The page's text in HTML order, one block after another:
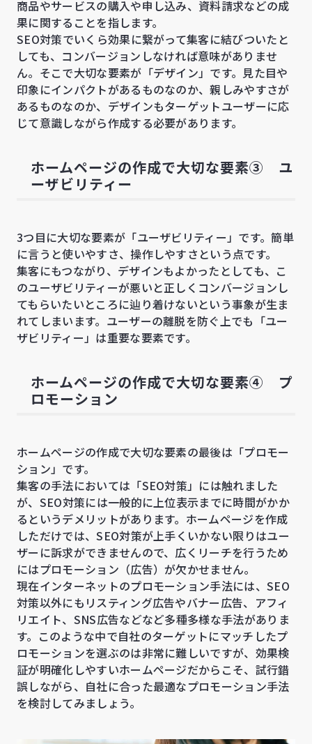
商品やサービスの購入や申し込み、資料請求などの成
果に関することを指します。
SEO対策でいくら効果に繋がって集客に結びついたと
しても、コンバージョンしなければ意味がありませ
ん。そこで大切な要素が「デザイン」です。見た目や
印象にインパクトがあるものなのか、親しみやすさが
あるものなのか、デザインもターゲットユーザーに応
じて意識しながら作成する必要があります。
ホームページの作成で大切な要素③ ユ
ーザビリティー
3つ目に大切な要素が「ユーザビリティー」です。簡単
に言うと使いやすさ、操作しやすさという点です。
集客にもつながり、デザインもよかったとしても、こ
のユーザビリティーが悪いと正しくコンバージョンし
てもらいたいところに辿り着けないという事象が生ま
れてしまいます。ユーザーの離脱を防ぐ上でも「ユー
ザビリティー」は重要な要素です。
ホームページの作成で大切な要素④ プ
ロモーション
ホームページの作成で大切な要素の最後は「プロモー
ション」です。
集客の手法においては「SEO対策」には触れました
が、SEO対策には一般的に上位表示までに時間がかか
るというデメリットがあります。ホームページを作成
しただけでは、SEO対策が上手くいかない限りはユー
ザーに訴求ができませんので、広くリーチを行うため
にはプロモーション（広告）が欠かせません。
現在インターネットのプロモーション手法には、SEO
対策以外にもリスティング広告やバナー広告、アフィ
リエイト、SNS広告などなど多種多様な手法がありま
す。このような中で自社のターゲットにマッチしたプ
ロモーションを選ぶのは非常に難しいですが、効果検
証が明確化しやすいホームページだからこそ、試行錯
誤しながら、自社に合った最適なプロモーション手法
を検討してみましょう。